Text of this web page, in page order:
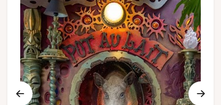
Onze suggesties
Pays de Liège
Agenda
Pers